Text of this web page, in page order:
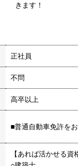
きます！
正社員
不問
高卒以上
■普通自動車免許を
【あれば活かせる資